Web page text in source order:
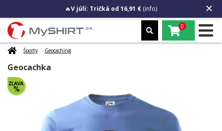
🔥V júli: Tričká od 16,91 € (info)
0
Športy Geocaching
Geocachka